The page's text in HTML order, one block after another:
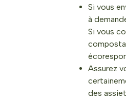
Si vous
à
Si vous
Assurez
des